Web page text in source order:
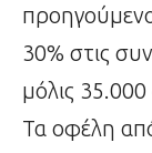
30% στις
μόλις 35.000
Τα οφέλη